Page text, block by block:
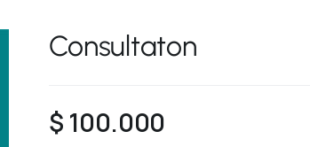
Consultaton
$ 100.000